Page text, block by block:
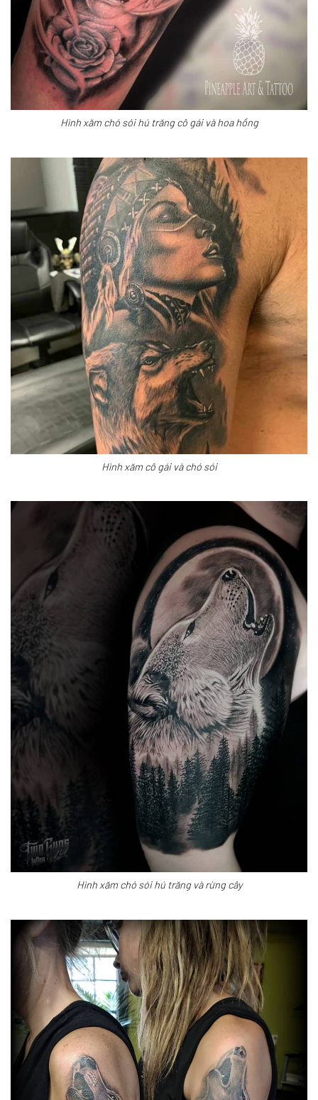
Hình xăm chó sói hú trăng cô gái và hoa hồng
Hình xăm cô gái và chó sói
Hình xăm chó sói hú trăng và rừng cây